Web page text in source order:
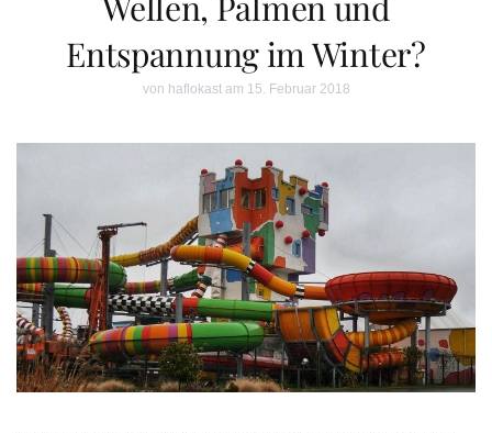
Entspannung im Winter?
von haflokastam 15. Februar 2018